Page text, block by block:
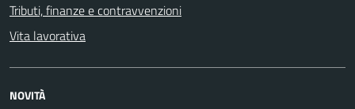
Tributi, finanze e contravvenzioni
Vita lavorativa
NOVITÀ